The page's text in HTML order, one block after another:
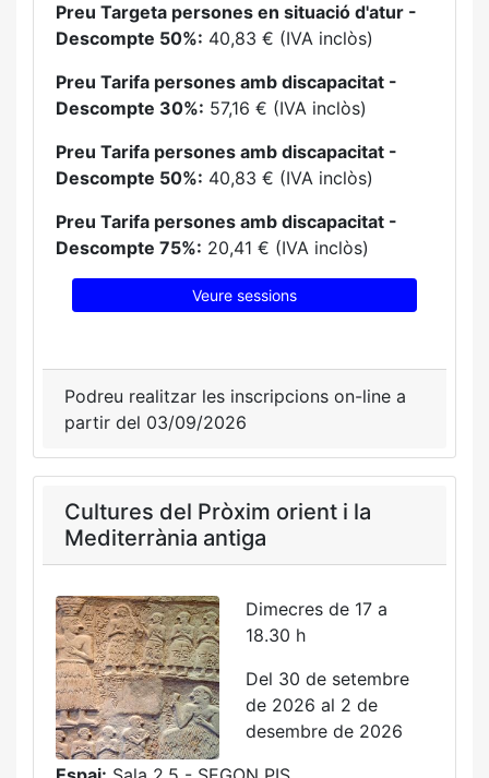
Preu Targeta persones en situació d'atur -
Descompte 50%: 40,83 € (IVA inclòs)
Preu Tarifa persones amb discapacitat -
Descompte 30%: 57,16 € (IVA inclòs)
Preu Tarifa persones amb discapacitat -
Descompte 50%: 40,83 € (IVA inclòs)
Preu Tarifa persones amb discapacitat -
Descompte 75%: 20,41 € (IVA inclòs)
Veure sessions
Podreu realitzar les inscripcions on-line a
partir del 03/09/2026
Cultures del Pròxim orient i la
Mediterrània antiga
Dimecres de 17 a
18.30 h
Del 30 de setembre
de 2026 al 2 de
desembre de 2026